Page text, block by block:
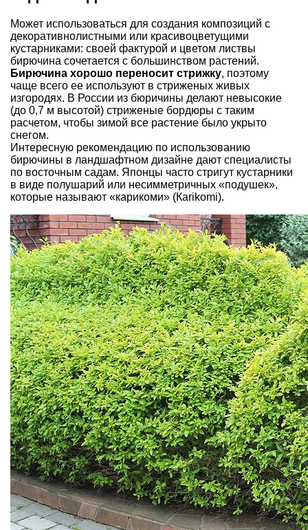
Может использоваться для создания композиций с
декоративнолистными или красивоцветущими
кустарниками: своей фактурой и цветом листвы
бирючина сочетается с большинством растений.
Бирючина хорошо переносит стрижку, поэтому
чаще всего ее используют в стриженых живых
изгородях. В России из бюричины делают невысокие
(до 0,7 м высотой) стриженые бордюры с таким
расчетом, чтобы зимой все растение было укрыто
снегом.
Интересную рекомендацию по использованию
бирючины в ландшафтном дизайне дают специалисты
по восточным садам. Японцы часто стригут кустарники
в виде полушарий или несимметричных «подушек»,
которые называют «карикоми» (Кarikomi).